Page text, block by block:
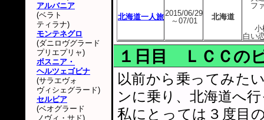
北海道一人旅2015/06/29
～07/01
北海道
フ
小
白い
１日目 ＬＣＣの
以前から乗ってみた
ンに乗り、北海道へ
私にとっては３度目
アルバニア
(ベラト
ティラナ)
モンテネグロ
(ダニロヴグラード
プリエプリャ)
ボスニア・
ヘルツェゴビナ
(サラエヴォ
ヴィシェグラード)
セルビア
(ベオグラード
ノヴィ・サド)